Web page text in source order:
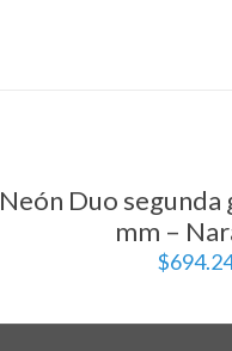
Neón Duo segunda
mm –
$